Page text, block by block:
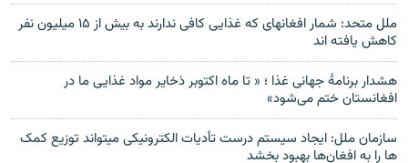
ملل متحد: شمار افغانهای که غذایی کافی ندارند به بیش از ۱۵ میلیون نفر
کاهش یافته اند
هشدار برنامهٔ جهانی غذا ؛ « تا ماه اکتوبر ذخایر مواد غذایی ما در
افغانستان ختم می‌شود»
سازمان ملل: ایجاد سیستم درست تأدیات الکترونیکی میتواند توزیع کمک
ها را به افغان‌ها بهبود بخشد